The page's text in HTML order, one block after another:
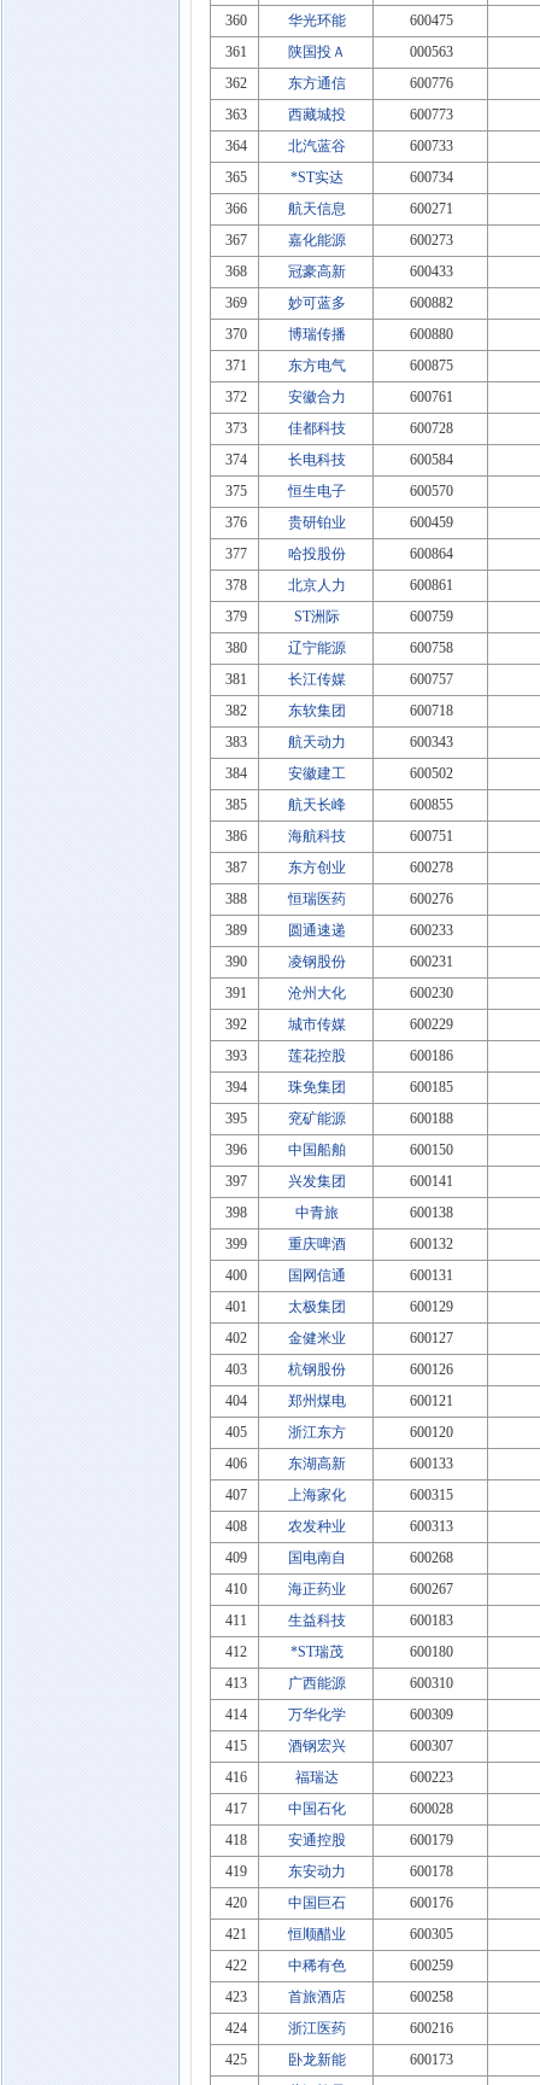
360
华光环能
600475
361
陕国投Ａ
000563
362
东方通信
600776
363
西藏城投
600773
364
北汽蓝谷
600733
365
*ST实达
600734
366
航天信息
600271
367
嘉化能源
600273
368
冠豪高新
600433
369
妙可蓝多
600882
370
博瑞传播
600880
371
东方电气
600875
372
安徽合力
600761
373
佳都科技
600728
374
长电科技
600584
375
恒生电子
600570
376
贵研铂业
600459
377
哈投股份
600864
378
北京人力
600861
379
ST洲际
600759
380
辽宁能源
600758
381
长江传媒
600757
382
东软集团
600718
383
航天动力
600343
384
安徽建工
600502
385
航天长峰
600855
386
海航科技
600751
387
东方创业
600278
388
恒瑞医药
600276
389
圆通速递
600233
390
凌钢股份
600231
391
沧州大化
600230
392
城市传媒
600229
393
莲花控股
600186
394
珠免集团
600185
395
兖矿能源
600188
396
中国船舶
600150
397
兴发集团
600141
398
中青旅
600138
399
重庆啤酒
600132
400
国网信通
600131
401
太极集团
600129
402
金健米业
600127
403
杭钢股份
600126
404
郑州煤电
600121
405
浙江东方
600120
406
东湖高新
600133
407
上海家化
600315
408
农发种业
600313
409
国电南自
600268
410
海正药业
600267
411
生益科技
600183
412
*ST瑞茂
600180
413
广西能源
600310
414
万华化学
600309
415
酒钢宏兴
600307
416
福瑞达
600223
417
中国石化
600028
418
安通控股
600179
419
东安动力
600178
420
中国巨石
600176
421
恒顺醋业
600305
422
中稀有色
600259
423
首旅酒店
600258
424
浙江医药
600216
425
卧龙新能
600173